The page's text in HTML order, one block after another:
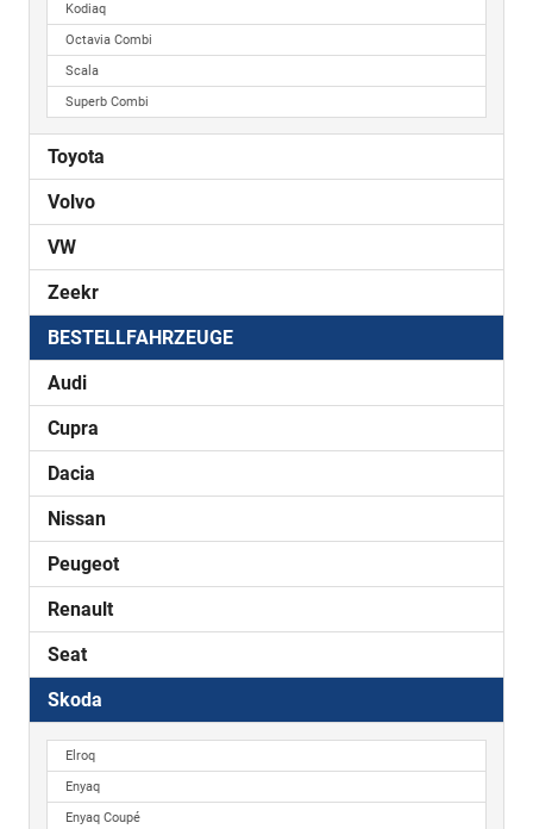
Kodiaq
Octavia Combi
Scala
Superb Combi
Toyota
Volvo
VW
Zeekr
BESTELLFAHRZEUGE
Audi
Cupra
Dacia
Nissan
Peugeot
Renault
Seat
Skoda
Elroq
Enyaq
Enyaq Coupé